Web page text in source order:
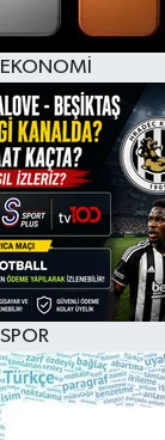
EKONOMİ
SPOR